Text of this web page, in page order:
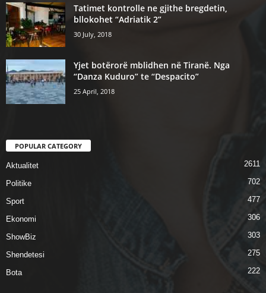
Tatimet kontrolle ne gjithe bregdetin,
bllokohet “Adriatik 2”
30 July, 2018
Yjet botërorë mblidhen në Tiranë. Nga
“Danza Kuduro” te “Despacito”
25 April, 2018
POPULAR CATEGORY
Aktualitet 2611
Politike 702
Sport 477
Ekonomi 306
ShowBiz 303
Shendetesi 275
Bota 222